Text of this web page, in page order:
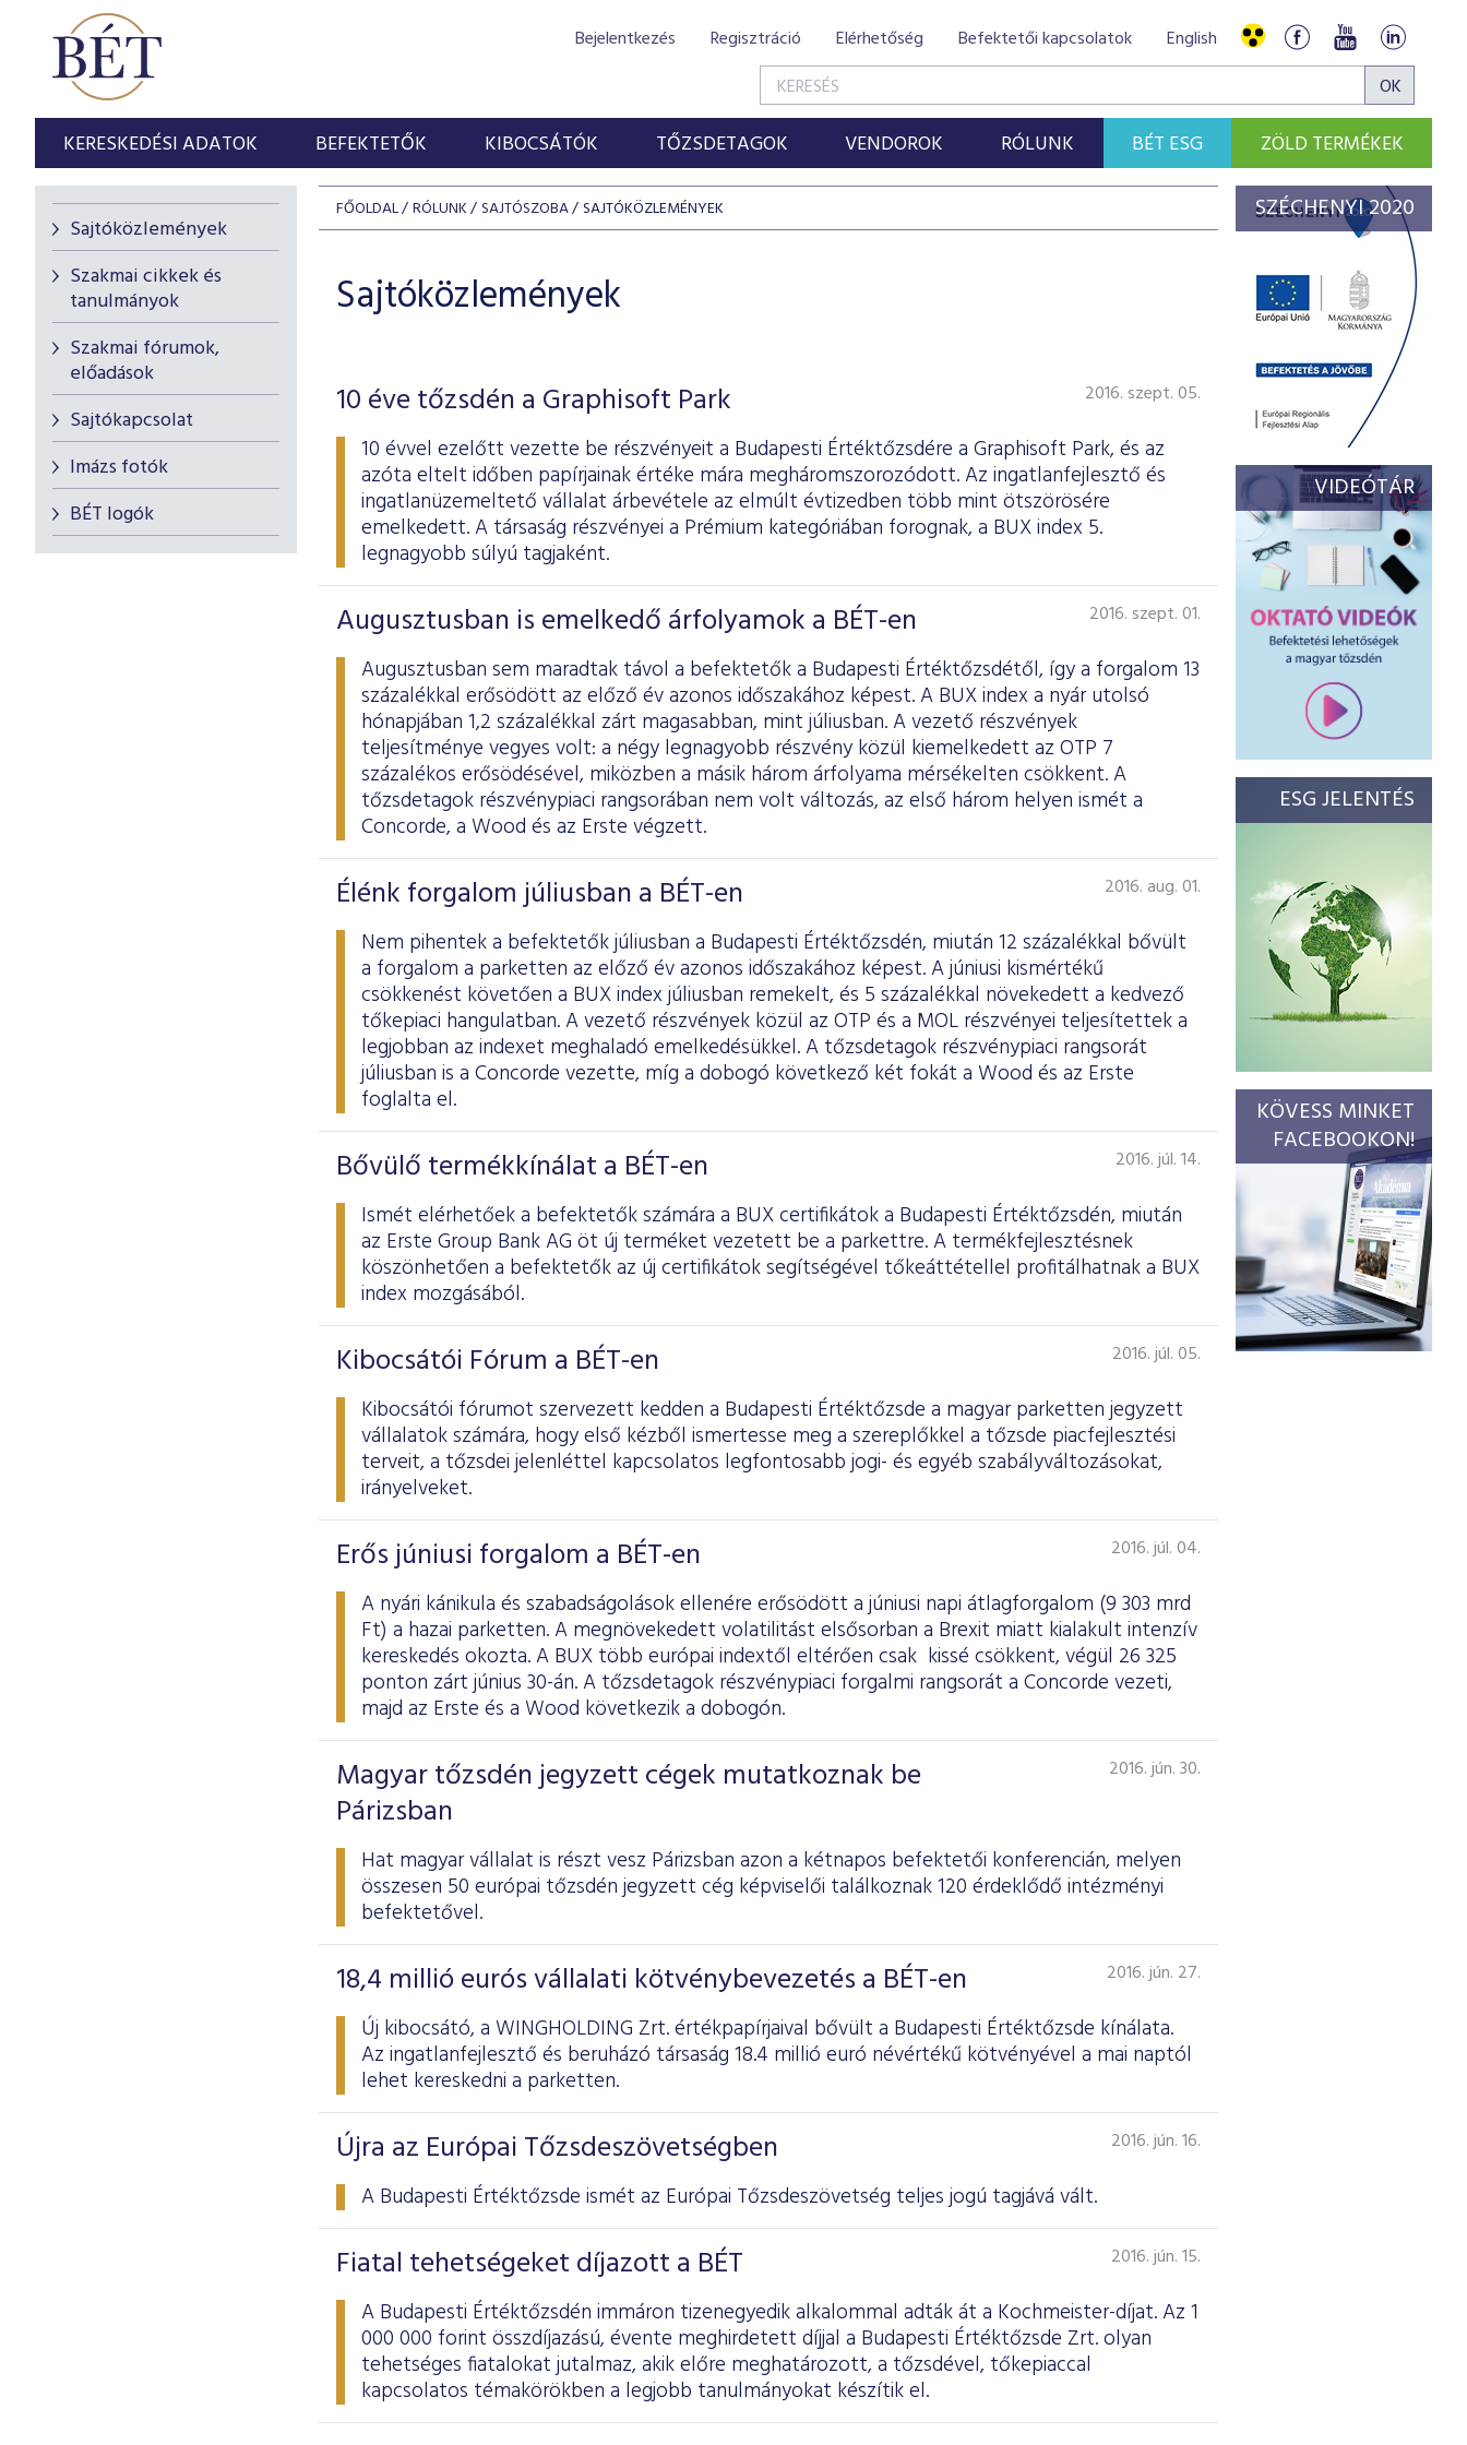
Bejelentkezés Regisztráció Elérhetőség Befektetői kapcsolatok English
KERESKEDÉSI ADATOK BEFEKTETŐK KIBOCSÁTÓK TŐZSDETAGOK VENDOROK RÓLUNK BÉT ESG ZÖLD TERMÉKEK
Sajtóközlemények
Szakmai cikkek és
tanulmányok
Szakmai fórumok,
előadások
Sajtókapcsolat
Imázs fotók
BÉT logók
FŐOLDAL RÓLUNK SAJTÓSZOBA SAJTÓKÖZLEMÉNYEK
Sajtóközlemények
10 éve tőzsdén a Graphisoft Park 2016. szept. 05.
10 évvel ezelőtt vezette be részvényeit a Budapesti Értéktőzsdére a Graphisoft Park, és az
azóta eltelt időben papírjainak értéke mára megháromszorozódott. Az ingatlanfejlesztő és
ingatlanüzemeltető vállalat árbevétele az elmúlt évtizedben több mint ötszörösére
emelkedett. A társaság részvényei a Prémium kategóriában forognak, a BUX index 5.
legnagyobb súlyú tagjaként.
Augusztusban is emelkedő árfolyamok a BÉT-en 2016. szept. 01.
Augusztusban sem maradtak távol a befektetők a Budapesti Értéktőzsdétől, így a forgalom 13
százalékkal erősödött az előző év azonos időszakához képest. A BUX index a nyár utolsó
hónapjában 1,2 százalékkal zárt magasabban, mint júliusban. A vezető részvények
teljesítménye vegyes volt: a négy legnagyobb részvény közül kiemelkedett az OTP 7
százalékos erősödésével, miközben a másik három árfolyama mérsékelten csökkent. A
tőzsdetagok részvénypiaci rangsorában nem volt változás, az első három helyen ismét a
Concorde, a Wood és az Erste végzett.
Élénk forgalom júliusban a BÉT-en 2016. aug. 01.
Nem pihentek a befektetők júliusban a Budapesti Értéktőzsdén, miután 12 százalékkal bővült
a forgalom a parketten az előző év azonos időszakához képest. A júniusi kismértékű
csökkenést követően a BUX index júliusban remekelt, és 5 százalékkal növekedett a kedvező
tőkepiaci hangulatban. A vezető részvények közül az OTP és a MOL részvényei teljesítettek a
legjobban az indexet meghaladó emelkedésükkel. A tőzsdetagok részvénypiaci rangsorát
júliusban is a Concorde vezette, míg a dobogó következő két fokát a Wood és az Erste
foglalta el.
Bővülő termékkínálat a BÉT-en 2016. júl. 14.
Ismét elérhetőek a befektetők számára a BUX certifikátok a Budapesti Értéktőzsdén, miután
az Erste Group Bank AG öt új terméket vezetett be a parkettre. A termékfejlesztésnek
köszönhetően a befektetők az új certifikátok segítségével tőkeáttétellel profitálhatnak a BUX
index mozgásából.
Kibocsátói Fórum a BÉT-en 2016. júl. 05.
Kibocsátói fórumot szervezett kedden a Budapesti Értéktőzsde a magyar parketten jegyzett
vállalatok számára, hogy első kézből ismertesse meg a szereplőkkel a tőzsde piacfejlesztési
terveit, a tőzsdei jelenléttel kapcsolatos legfontosabb jogi- és egyéb szabályváltozásokat,
irányelveket.
Erős júniusi forgalom a BÉT-en 2016. júl. 04.
A nyári kánikula és szabadságolások ellenére erősödött a júniusi napi átlagforgalom (9 303 mrd
Ft) a hazai parketten. A megnövekedett volatilitást elsősorban a Brexit miatt kialakult intenzív
kereskedés okozta. A BUX több európai indextől eltérően csak kissé csökkent, végül 26 325
ponton zárt június 30-án. A tőzsdetagok részvénypiaci forgalmi rangsorát a Concorde vezeti,
majd az Erste és a Wood következik a dobogón.
Magyar tőzsdén jegyzett cégek mutatkoznak be
Párizsban
2016. jún. 30.
Hat magyar vállalat is részt vesz Párizsban azon a kétnapos befektetői konferencián, melyen
összesen 50 európai tőzsdén jegyzett cég képviselői találkoznak 120 érdeklődő intézményi
befektetővel.
18,4 millió eurós vállalati kötvénybevezetés a BÉT-en 2016. jún. 27.
Új kibocsátó, a WINGHOLDING Zrt. értékpapírjaival bővült a Budapesti Értéktőzsde kínálata.
Az ingatlanfejlesztő és beruházó társaság 18.4 millió euró névértékű kötvényével a mai naptól
lehet kereskedni a parketten.
Újra az Európai Tőzsdeszövetségben 2016. jún. 16.
A Budapesti Értéktőzsde ismét az Európai Tőzsdeszövetség teljes jogú tagjává vált.
Fiatal tehetségeket díjazott a BÉT 2016. jún. 15.
A Budapesti Értéktőzsdén immáron tizenegyedik alkalommal adták át a Kochmeister-díjat. Az 1
000 000 forint összdíjazású, évente meghirdetett díjjal a Budapesti Értéktőzsde Zrt. olyan
tehetséges fiatalokat jutalmaz, akik előre meghatározott, a tőzsdével, tőkepiaccal
kapcsolatos témakörökben a legjobb tanulmányokat készítik el.
SZÉCHENYI 2020
VIDEÓTÁR
ESG JELENTÉS
KÖVESS MINKET
FACEBOOKON!